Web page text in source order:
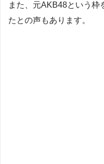
また、元AKB48という枠
たとの声もあります。